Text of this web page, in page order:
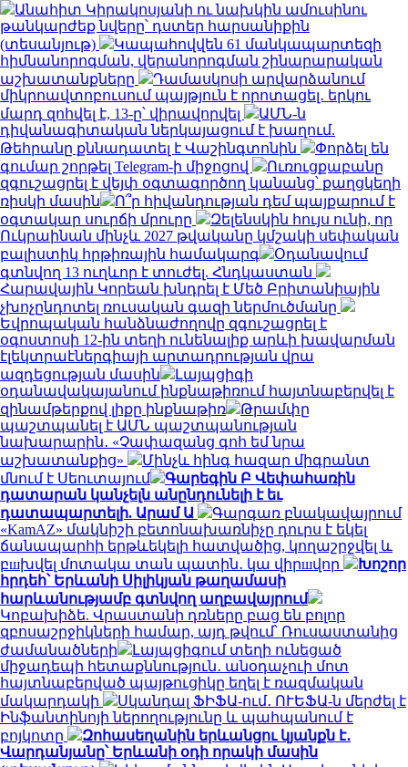
Անահիտ Կիրակոսյանի ու նախկին ամուսինու
թանկարժեք նվերը՝ դստեր հարսանիքին
(տեսանյութ)
Կապահովվեն 61 մանկապարտեզի
հիմնանորոգման, վերանորոգման շինարարական
աշխատանքները
Դամասկոսի արվարձանում
միկրոավտոբուսում պայթյուն է որոտացել․ երկու
մարդ զոհվել է, 13-ը՝ վիրավորվել
ԱՄՆ-ն
դիվանագիտական ներկայացում է խաղում.
Թեհրանը քննադատել է Վաշինգտոնին
Փորձել են
գումար շորթել Telegram-ի միջոցով
Ուռուցքաբանը
զգուշացրել է վեյփ օգտագործող կանանց՝ քաղցկեղի
ռիսկի մասին
Ո՞ր հիվանդության դեմ պայքարում է
օգտակար սուրճի մրուրը
Զելենսկին հույս ունի, որ
Ուկրաինան մինչև 2027 թվականը կմշակի սեփական
բալիստիկ հրթիռային համակարգ
Օդանավում
գտնվող 13 ուղևոր է տուժել. Հնդկաստան
Հարավային Կորեան խնդրել է Մեծ Բրիտանիային
չխոչընդոտել ռուսական գազի ներմուծմանը
Եվրոպական հանձնաժողովը զգուշացրել է
օգոստոսի 12-ին տեղի ունենալիք արևի խավարման
էլեկտրաէներգիայի արտադրության վրա
ազդեցության մասին
Լայպցիգի
օդանավակայանում ինքնաթիռում հայտնաբերվել է
զինամթերքով լիքը ինքնաթիռ
Թրամփը
պաշտպանել է ԱՄՆ պաշտպանության
նախարարին․ «Չափազանց գոհ եմ նրա
աշխատանքից»
Մինչև հինգ հազար միգրանտ
մնում է Սեուտայում
Գարեգին Բ Վեփահառին
դատարան կանչելն անընդունելի է եւ
դատապարտելի. Արամ Ա
Գարգառ բնակավայրում
«KamAZ» մակնիշի բետոնախառնիչը դուրս է եկել
ճանապարհի երթևեկելի հատվածից, կողաշրջվել և
բшխվել մոտակա տան պատին․ կա վիրшվոր
Խոշոր
հրդեհ՝ Երևանի Սիլիկյան թաղամասի
հարևանությամբ գտնվող աղբավայրում
Կոբախիձե. Վրաստանի դռները բաց են բոլոր
զբոսաշրջիկների համար, այդ թվում՝ Ռուսաստանից
ժամանածների
Լայպցիգում տեղի ունեցած
միջադեպի հետաքննություն․ անօդաչուի մոտ
հայտնաբերված պայթուցիկը եղել է ռազմական
մակարդակի
Սկանդալ ՖԻՖԱ-ում․ ՈՒԵՖԱ-ն մերժել է
Ինֆանտինոյի ներողությունը և պահպանում է
բոյկոտը
Զոհասեղանին երևանցու կյանքն է․
Վարդանյանը՝ Երևանի օդի որակի մասին